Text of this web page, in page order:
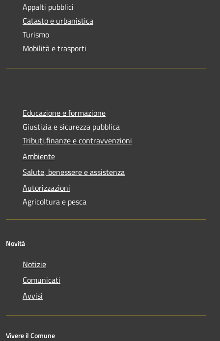
Appalti pubblici
Catasto e urbanistica
Turismo
Mobilità e trasporti
Educazione e formazione
Giustizia e sicurezza pubblica
Tributi,finanze e contravvenzioni
Ambiente
Salute, benessere e assistenza
Autorizzazioni
Agricoltura e pesca
Novità
Notizie
Comunicati
Avvisi
Vivere il Comune